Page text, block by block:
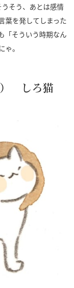
そう、あとは感情
葉を発してしまった
「そういう時期なん
。
） しろ猫